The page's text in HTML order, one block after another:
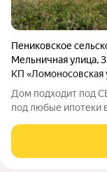
Пениковское
Мельничная улица,
КП «Ломоносовская
Дом подходит под
под любые ипотеки
47:14:0257001:97.